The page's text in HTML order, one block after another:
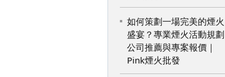
如何策劃一場完美的煙火
盛宴？專業煙火活動規劃
公司推薦與專案報價｜
Pink煙火批發